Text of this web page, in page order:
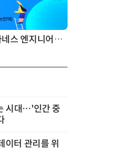
현업에서 바로 쓰는 "하네스 엔지니어링" 실습 교육
시대…'인간 중
이터 관리를 위